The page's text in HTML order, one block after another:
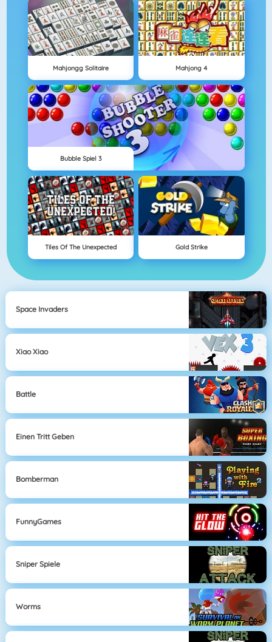
Mahjongg Solitaire Mahjong 4
Bubble Spiel 3
Tiles Of The Unexpected Gold Strike
Space Invaders
Xiao Xiao
Battle
Einen Tritt Geben
Bomberman
FunnyGames
Sniper Spiele
Worms